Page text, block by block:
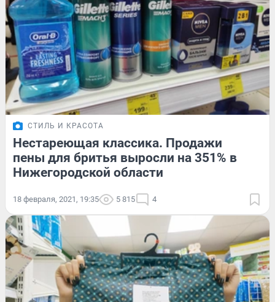
СТИЛЬ И КРАСОТА
Нестареющая классика. Продажи
пены для бритья выросли на 351% в
Нижегородской области
18 февраля, 2021, 19:35 5 815 4